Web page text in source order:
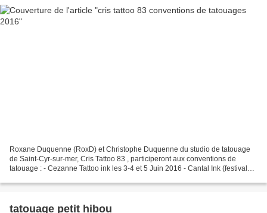
Roxane Duquenne (RoxD) et Christophe Duquenne du studio de tatouage
de Saint-Cyr-sur-mer, Cris Tattoo 83 , participeront aux conventions de
tatouage : - Cezanne Tattoo ink les 3-4 et 5 Juin 2016 - Cantal Ink (festival
tatouage petit hibou